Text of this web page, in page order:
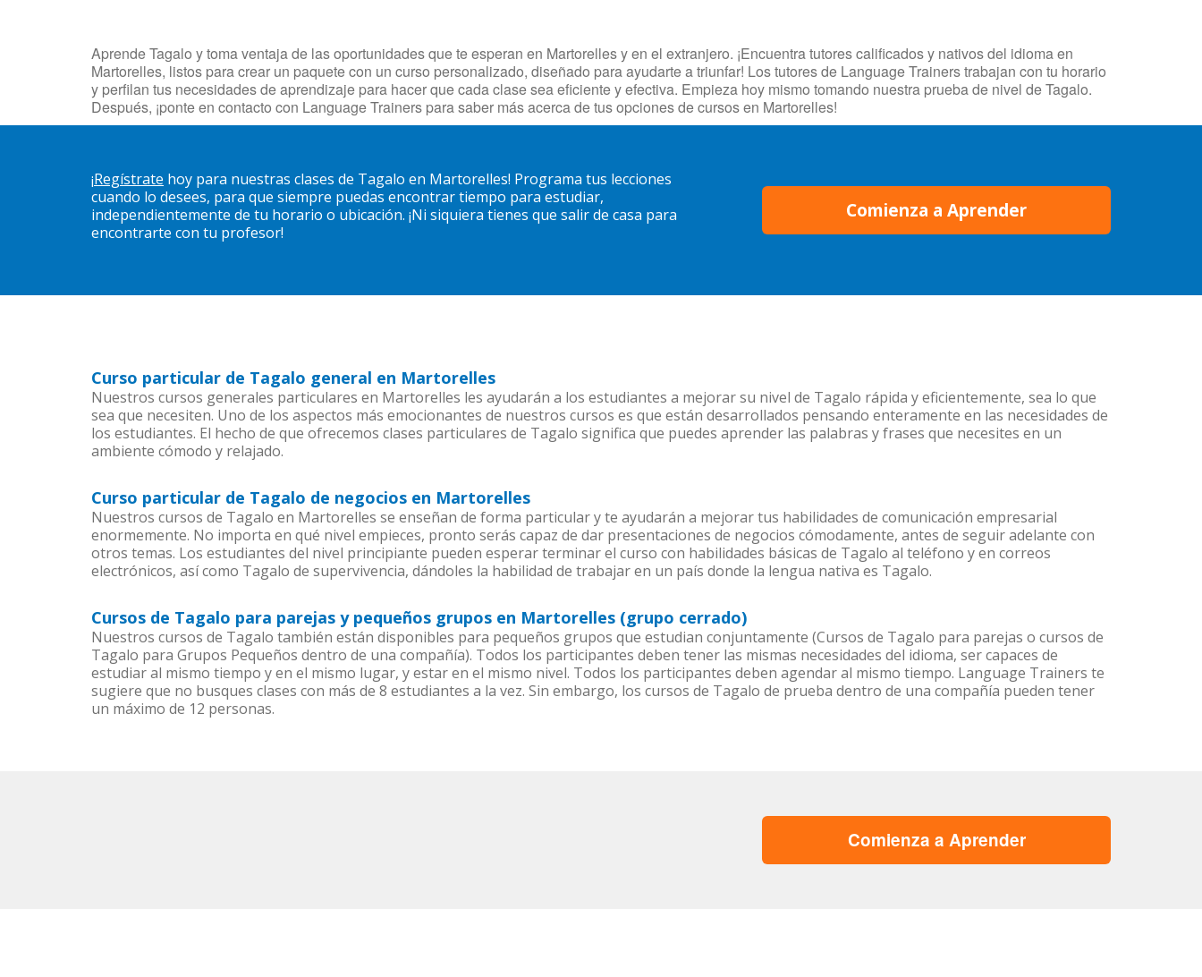
Aprende Tagalo y toma ventaja de las oportunidades que te esperan en Martorelles y en el extranjero. ¡Encuentra tutores calificados y nativos del idioma en
Martorelles, listos para crear un paquete con un curso personalizado, diseñado para ayudarte a triunfar! Los tutores de Language Trainers trabajan con tu horario
y perfilan tus necesidades de aprendizaje para hacer que cada clase sea eficiente y efectiva. Empieza hoy mismo tomando nuestra prueba de nivel de Tagalo.
Después, ¡ponte en contacto con Language Trainers para saber más acerca de tus opciones de cursos en Martorelles!
¡Regístrate hoy para nuestras clases de Tagalo en Martorelles! Programa tus lecciones
cuando lo desees, para que siempre puedas encontrar tiempo para estudiar,
independientemente de tu horario o ubicación. ¡Ni siquiera tienes que salir de casa para
encontrarte con tu profesor!
Comienza a Aprender
Curso particular de Tagalo general en Martorelles
Nuestros cursos generales particulares en Martorelles les ayudarán a los estudiantes a mejorar su nivel de Tagalo rápida y eficientemente, sea lo que
sea que necesiten. Uno de los aspectos más emocionantes de nuestros cursos es que están desarrollados pensando enteramente en las necesidades de
los estudiantes. El hecho de que ofrecemos clases particulares de Tagalo significa que puedes aprender las palabras y frases que necesites en un
ambiente cómodo y relajado.
Curso particular de Tagalo de negocios en Martorelles
Nuestros cursos de Tagalo en Martorelles se enseñan de forma particular y te ayudarán a mejorar tus habilidades de comunicación empresarial
enormemente. No importa en qué nivel empieces, pronto serás capaz de dar presentaciones de negocios cómodamente, antes de seguir adelante con
otros temas. Los estudiantes del nivel principiante pueden esperar terminar el curso con habilidades básicas de Tagalo al teléfono y en correos
electrónicos, así como Tagalo de supervivencia, dándoles la habilidad de trabajar en un país donde la lengua nativa es Tagalo.
Cursos de Tagalo para parejas y pequeños grupos en Martorelles (grupo cerrado)
Nuestros cursos de Tagalo también están disponibles para pequeños grupos que estudian conjuntamente (Cursos de Tagalo para parejas o cursos de
Tagalo para Grupos Pequeños dentro de una compañía). Todos los participantes deben tener las mismas necesidades del idioma, ser capaces de
estudiar al mismo tiempo y en el mismo lugar, y estar en el mismo nivel. Todos los participantes deben agendar al mismo tiempo. Language Trainers te
sugiere que no busques clases con más de 8 estudiantes a la vez. Sin embargo, los cursos de Tagalo de prueba dentro de una compañía pueden tener
un máximo de 12 personas.
Comienza a Aprender